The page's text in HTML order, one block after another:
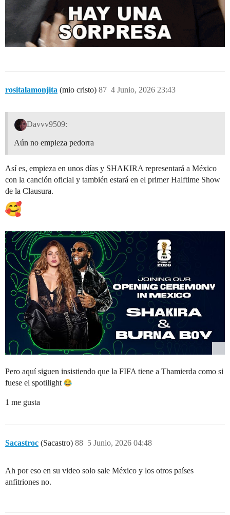
rositalamonjita (mio cristo) 4 Junio, 2026 23:43
87
Davvv9509:
Aún no empieza pedorra
Así es, empieza en unos días y SHAKIRA representará a México
con la canción oficial y también estará en el primer Halftime Show
de la Clausura.
Pero aquí siguen insistiendo que la FIFA tiene a Thamierda como si
fuese el spotilight
1 me gusta
Sacastroc (Sacastro) 5 Junio, 2026 04:48
88
Ah por eso en su video solo sale México y los otros países
anfitriones no.